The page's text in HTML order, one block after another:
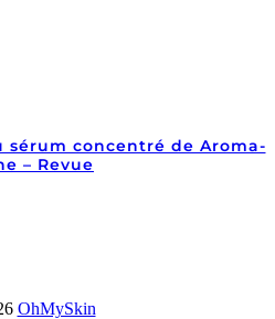
sérum concentré de Aroma-
– Revue
OhMySkin